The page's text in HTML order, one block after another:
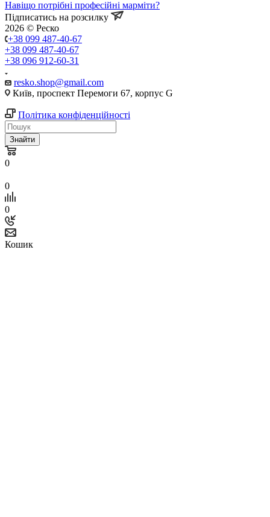
Навіщо потрібні професійні марміти?
Підписатись на розсилку
2026 © Реско
+38 099 487-40-67
+38 099 487-40-67
+38 096 912-60-31
resko.shop@gmail.com
Київ, проспект Перемоги 67, корпус G
Політика конфіденційності
Знайти
0
0
0
Кошик